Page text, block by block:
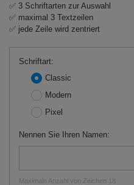
✅ 3 Schriftarten zur Auswahl
✅ maximal 3 Textzeilen
✅ jede Zeile wird zentriert
Schriftart
Classic
Modern
Pixel
Nennen Sie Ihren Namen
Maximale Anzahl von Zeichen 18